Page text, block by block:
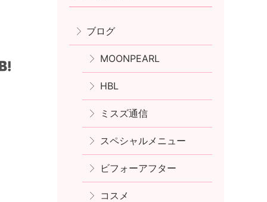
ブログ
MOONPEARL
HBL
ミスズ通信
スペシャルメニュー
ビフォーアフター
コスメ